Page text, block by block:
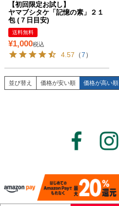
【初回限定お試し】
ヤマブシタケ「記憶の素」２１
包 (７日目安)
送料無料
¥1,000税込
4.57 （7）
並び替え 価格が安い順 価格が高い順